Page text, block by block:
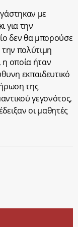
με
για την
δεν θα μπορούσε
πολύτιμη
η οποία ήταν
εκπαιδευτικό
της
γεγονότος,
οι μαθητές